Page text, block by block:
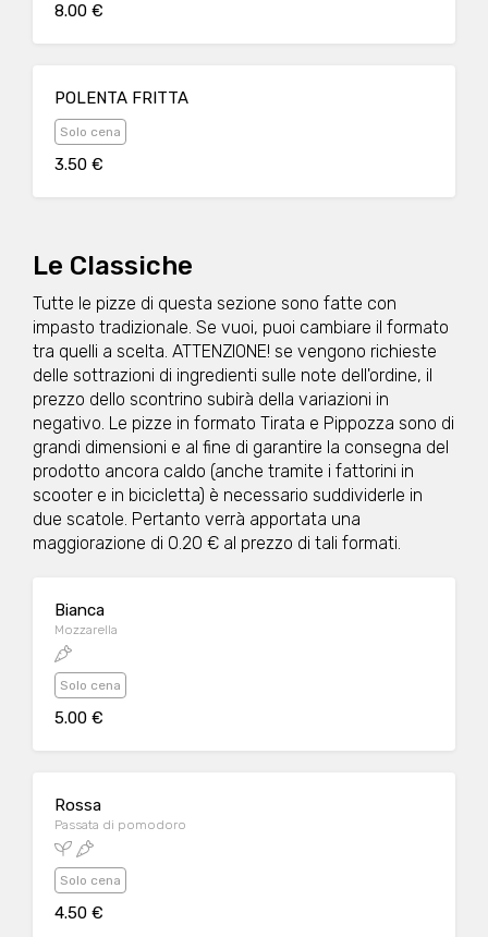
8.00 €
POLENTA FRITTA
Solo cena
3.50 €
Le Classiche
Tutte le pizze di questa sezione sono fatte con
impasto tradizionale. Se vuoi, puoi cambiare il formato
tra quelli a scelta. ATTENZIONE! se vengono richieste
delle sottrazioni di ingredienti sulle note dell'ordine, il
prezzo dello scontrino subirà della variazioni in
negativo. Le pizze in formato Tirata e Pippozza sono di
grandi dimensioni e al fine di garantire la consegna del
prodotto ancora caldo (anche tramite i fattorini in
scooter e in bicicletta) è necessario suddividerle in
due scatole. Pertanto verrà apportata una
maggiorazione di 0.20 € al prezzo di tali formati.
Bianca
Mozzarella
Solo cena
5.00 €
Rossa
Passata di pomodoro
Solo cena
4.50 €